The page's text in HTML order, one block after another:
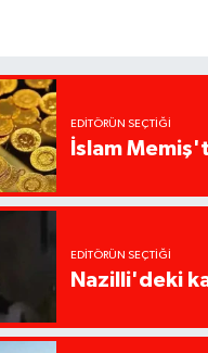
EDITÖRÜN SEÇTIĞI
İslam
EDITÖRÜN SEÇTIĞI
Nazilli'deki